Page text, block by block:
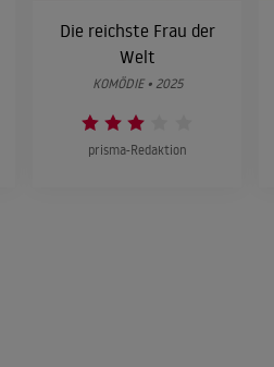
Die reichste Frau der
Welt
KOMÖDIE • 2025
prisma-Redaktion